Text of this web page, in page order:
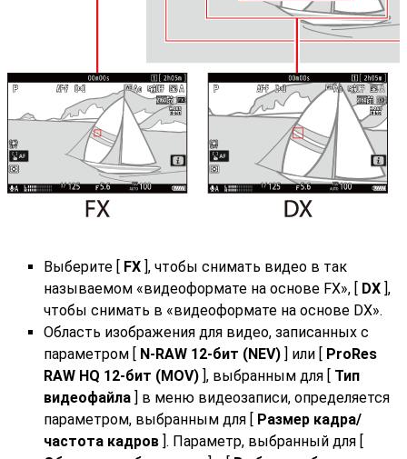
Выберите [ FX ], чтобы снимать видео в так
называемом «видеоформате на основе FX», [ DX ],
чтобы снимать в «видеоформате на основе DX».
Область изображения для видео, записанных с
параметром [ N-RAW 12-бит (NEV) ] или [ ProRes
RAW HQ 12-бит (MOV) ], выбранным для [ Тип
видеофайла ] в меню видеозаписи, определяется
параметром, выбранным для [ Размер кадра/
частота кадров ]. Параметр, выбранный для [